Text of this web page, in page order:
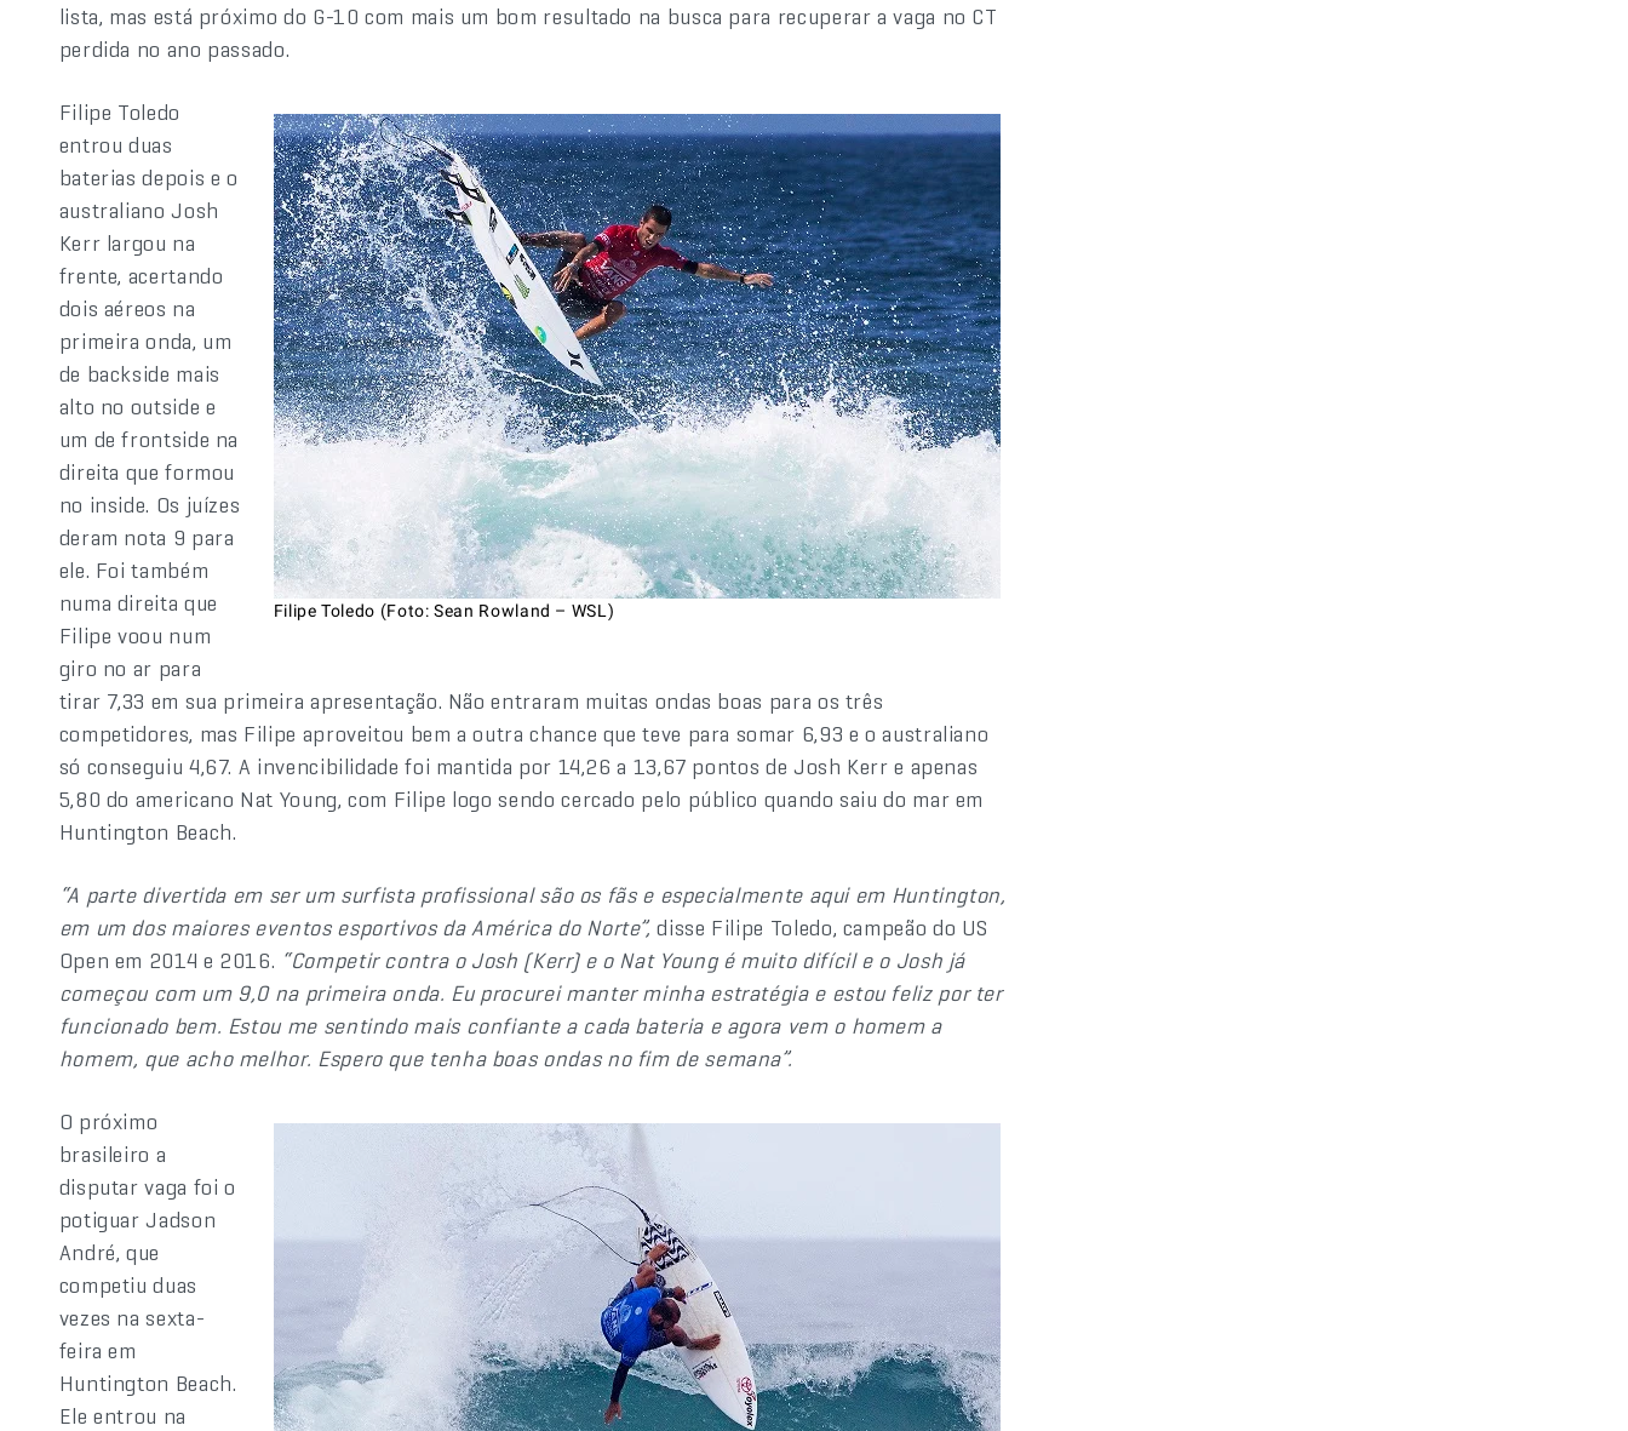
lista, mas está próximo do G-10 com mais um bom resultado na busca para recuperar a vaga no CT
perdida no ano passado.
Filipe Toledo (Foto: Sean Rowland – WSL)
Filipe Toledo
entrou duas
baterias depois e o
australiano Josh
Kerr largou na
frente, acertando
dois aéreos na
primeira onda, um
de backside mais
alto no outside e
um de frontside na
direita que formou
no inside. Os juízes
deram nota 9 para
ele. Foi também
numa direita que
Filipe voou num
giro no ar para
tirar 7,33 em sua primeira apresentação. Não entraram muitas ondas boas para os três
competidores, mas Filipe aproveitou bem a outra chance que teve para somar 6,93 e o australiano
só conseguiu 4,67. A invencibilidade foi mantida por 14,26 a 13,67 pontos de Josh Kerr e apenas
5,80 do americano Nat Young, com Filipe logo sendo cercado pelo público quando saiu do mar em
Huntington Beach.
“A parte divertida em ser um surfista profissional são os fãs e especialmente aqui em Huntington,
em um dos maiores eventos esportivos da América do Norte”,disse Filipe Toledo, campeão do US
Open em 2014 e 2016. “Competir contra o Josh (Kerr) e o Nat Young é muito difícil e o Josh já
começou com um 9,0 na primeira onda. Eu procurei manter minha estratégia e estou feliz por ter
funcionado bem. Estou me sentindo mais confiante a cada bateria e agora vem o homem a
homem, que acho melhor. Espero que tenha boas ondas no fim de semana”.
O próximo
brasileiro a
disputar vaga foi o
potiguar Jadson
André, que
competiu duas
vezes na sexta-
feira em
Huntington Beach.
Ele entrou na